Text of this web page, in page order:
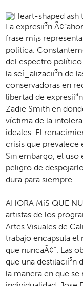
La expresií­³n
frase mí­¡s
polí­­tica.
del espectro polí­­tico
la seí­±alizacií­³n de
conservadoras en
libertad de
Zadie Smith en
ví­­ctima de la
ideales. El
crisis que prevalece
Sin embargo, el uso
peligro de
dura para siempre.
AHORA Mí­S QUE
artistas de los
Artes Visuales de
trabajo encapsula el
que nuncaÃ¢”. Las
que una destilacií­³n
la manera en que